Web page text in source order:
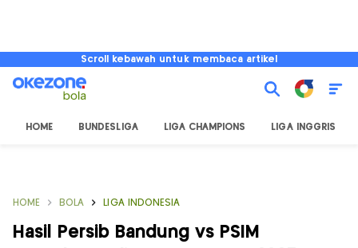
Scroll kebawah untuk membaca artikel
HOME BUNDESLIGA LIGA CHAMPIONS LIGA INGGRIS
HOME BOLA LIGA INDONESIA
Hasil Persib Bandung vs PSIM